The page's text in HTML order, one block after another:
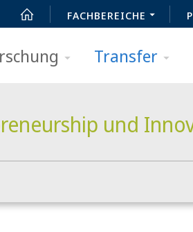
FACHBEREICHE
Transfer
und